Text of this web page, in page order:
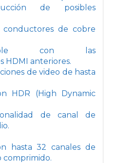
de posibles
conductores de cobre
con las
HDMI anteriores.
de video de hasta
HDR (High Dynamic
de canal de
hasta 32 canales de
comprimido.